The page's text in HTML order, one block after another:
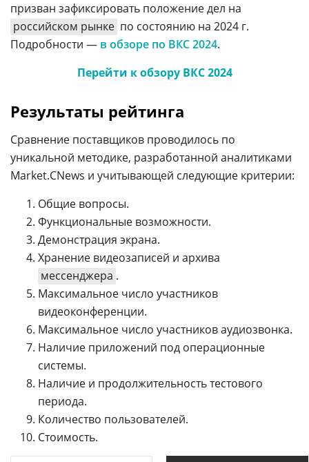
призван зафиксировать положение дел на
российском рынке по состоянию на 2024 г.
Подробности — в обзоре по ВКС 2024.
Перейти к обзору ВКС 2024
Результаты рейтинга
Сравнение поставщиков проводилось по
уникальной методике, разработанной аналитиками
Market.CNews и учитывающей следующие критерии:
Общие вопросы.
Функциональные возможности.
Демонстрация экрана.
Хранение видеозаписей и архива
мессенджера .
Максимальное число участников
видеоконференции.
Максимальное число участников аудиозвонка.
Наличие приложений под операционные
системы.
Наличие и продолжительность тестового
периода.
Количество пользователей.
Стоимость.